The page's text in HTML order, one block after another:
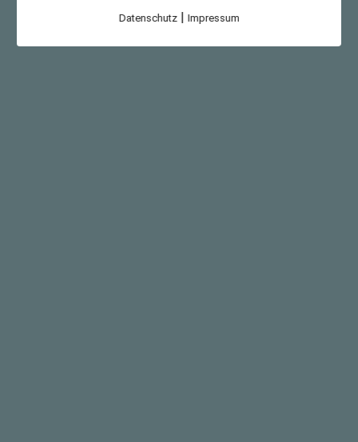
Datenschutz| Impressum